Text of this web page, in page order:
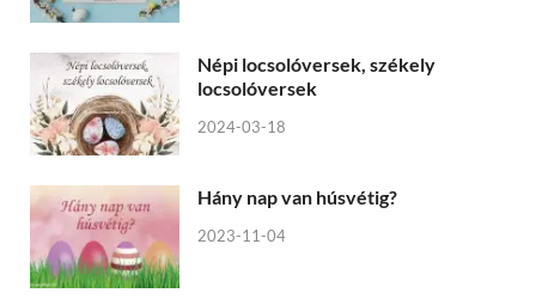
Népi locsolóversek, székely
locsolóversek
2024-03-18
Hány nap van húsvétig?
2023-11-04